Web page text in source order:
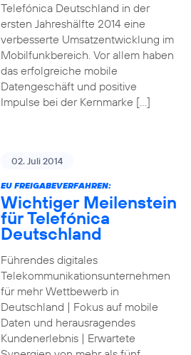
Telefónica Deutschland in der
ersten Jahreshälfte 2014 eine
verbesserte Umsatzentwicklung im
Mobilfunkbereich. Vor allem haben
das erfolgreiche mobile
Datengeschäft und positive
Impulse bei der Kernmarke […]
02. Juli 2014
EU FREIGABEVERFAHREN:
Wichtiger Meilenstein
für Telefónica
Deutschland
Führendes digitales
Telekommunikationsunternehmen
für mehr Wettbewerb in
Deutschland | Fokus auf mobile
Daten und herausragendes
Kundenerlebnis | Erwartete